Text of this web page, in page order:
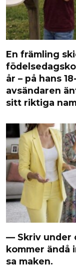
En främling
år – på hans
avsändaren
sitt riktiga
— Skriv under
kommer
sa maken.